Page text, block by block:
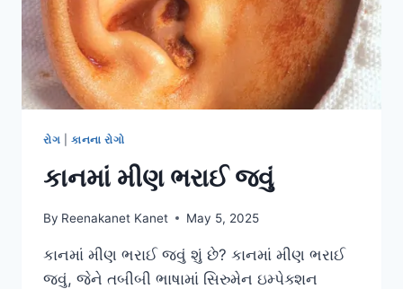
રોગ કાનના રોગો
કાનમાં મીણ ભરાઈ જવું
By Reenakanet Kanet May 5, 2025
કાનમાં મીણ ભરાઈ જવું શું છે? કાનમાં મીણ ભરાઈ
જવું, જેને તબીબી ભાષામાં સિરુમેન ઇમ્પેક્શન